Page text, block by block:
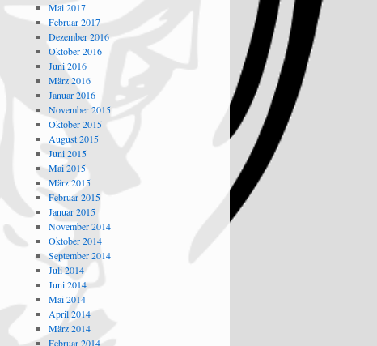
Mai 2017
Februar 2017
Dezember 2016
Oktober 2016
Juni 2016
März 2016
Januar 2016
November 2015
Oktober 2015
August 2015
Juni 2015
Mai 2015
März 2015
Februar 2015
Januar 2015
November 2014
Oktober 2014
September 2014
Juli 2014
Juni 2014
Mai 2014
April 2014
März 2014
Februar 2014